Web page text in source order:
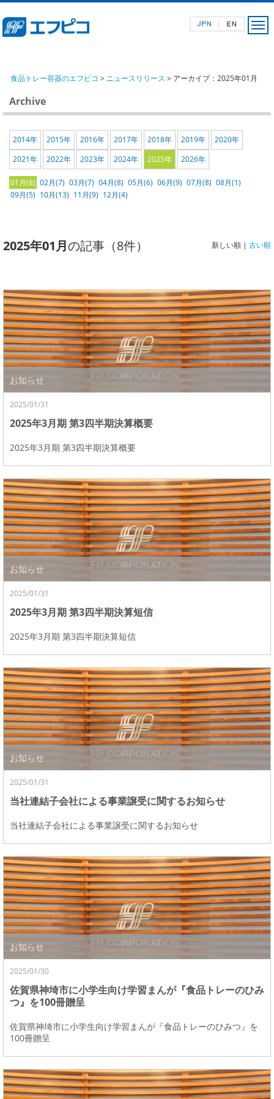
食品トレー容器のエフピコ > ニュースリリース > アーカイブ：2025年01月
Archive
2014年 2015年 2016年 2017年 2018年 2019年
2020年
2021年
2022年 2023年 2024年 2025年 2026年
01月(8) 02月(7) 03月(7) 04月(8) 05月(6) 06月(9) 07月(8) 08月(1)
09月(5) 10月(13) 11月(9) 12月(4)
2025年01月の記事（8件） 新しい順 | 古い順
お知らせ
2025/01/31
2025年3月期 第3四半期決算概要
2025年3月期 第3四半期決算概要
お知らせ
2025/01/31
2025年3月期 第3四半期決算短信
2025年3月期 第3四半期決算短信
お知らせ
2025/01/31
当社連結子会社による事業譲受に関するお知らせ
当社連結子会社による事業譲受に関するお知らせ
お知らせ
2025/01/30
佐賀県神埼市に小学生向け学習まんが『食品トレーのひみ
つ』を100冊贈呈
佐賀県神埼市に小学生向け学習まんが『食品トレーのひみつ』を
100冊贈呈